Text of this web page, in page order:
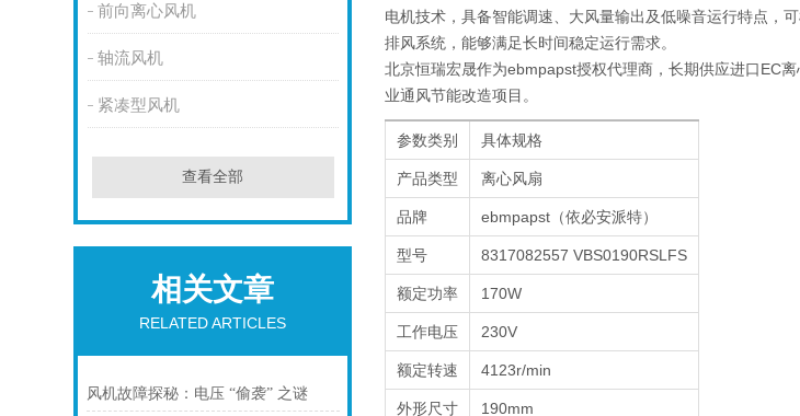
前向离心风机
轴流风机
紧凑型风机
查看全部
相关文章
RELATED ARTICLES
风机故障探秘：电压 “偷袭” 之谜
电机技术，具备智能调速、大风量输出及低噪音运行特点，
排风系统，能够满足长时间稳定运行需求。
北京恒瑞宏晟作为ebmpapst授权代理商，长期供应进口EC
业通风节能改造项目。
参数类别 具体规格
产品类型 离心风扇
品牌 ebmpapst（依必安派特）
型号 8317082557 VBS0190RSLFS
额定功率 170W
工作电压 230V
额定转速 4123r/min
外形尺寸 190mm